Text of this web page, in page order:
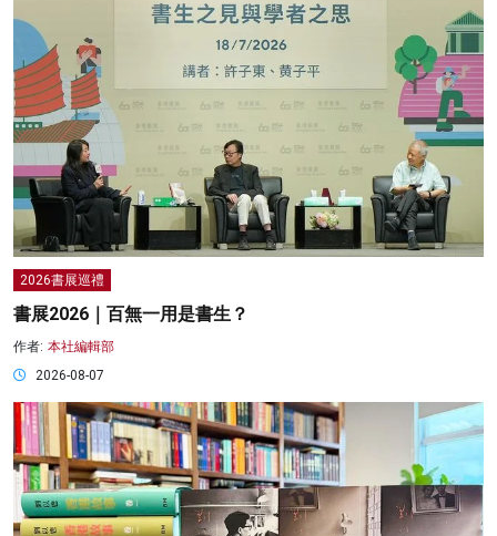
2026書展巡禮
書展2026｜百無一用是書生？
作者: 本社編輯部
2026-08-07